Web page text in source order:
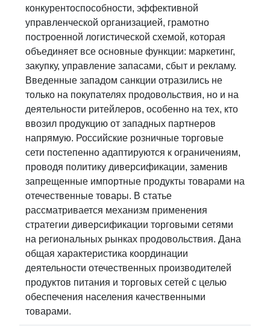
конкурентоспособности, эффективной
управленческой организацией, грамотно
построенной логистической схемой, которая
объединяет все основные функции: маркетинг,
закупку, управление запасами, сбыт и рекламу.
Введенные западом санкции отразились не
только на покупателях продовольствия, но и на
деятельности ритейлеров, особенно на тех, кто
ввозил продукцию от западных партнеров
напрямую. Российские розничные торговые
сети постепенно адаптируются к ограничениям,
проводя политику диверсификации, заменив
запрещенные импортные продукты товарами на
отечественные товары. В статье
рассматривается механизм применения
стратегии диверсификации торговыми сетями
на региональных рынках продовольствия. Дана
общая характеристика координации
деятельности отечественных производителей
продуктов питания и торговых сетей с целью
обеспечения населения качественными
товарами.